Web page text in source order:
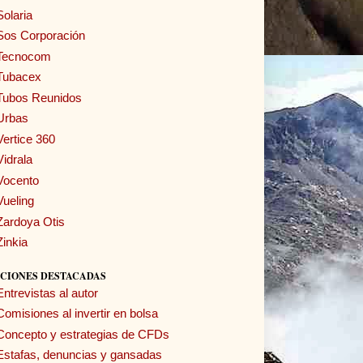
Corporación
Reunidos
360
Otis
DESTACADAS
al autor
al invertir en bolsa
y estrategias de CFDs
denuncias y gansadas